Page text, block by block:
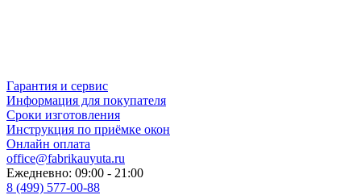
Гарантия и сервис
Информация для покупателя
Сроки изготовления
Инструкция по приёмке окон
Онлайн оплата
office@fabrikauyuta.ru
Ежедневно: 09:00 - 21:00
8 (499) 577-00-88